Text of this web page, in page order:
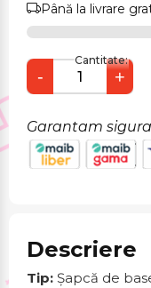
Până la livrare
Cantitate:
- +
Garantam
Descriere
Tip: Șapcă de